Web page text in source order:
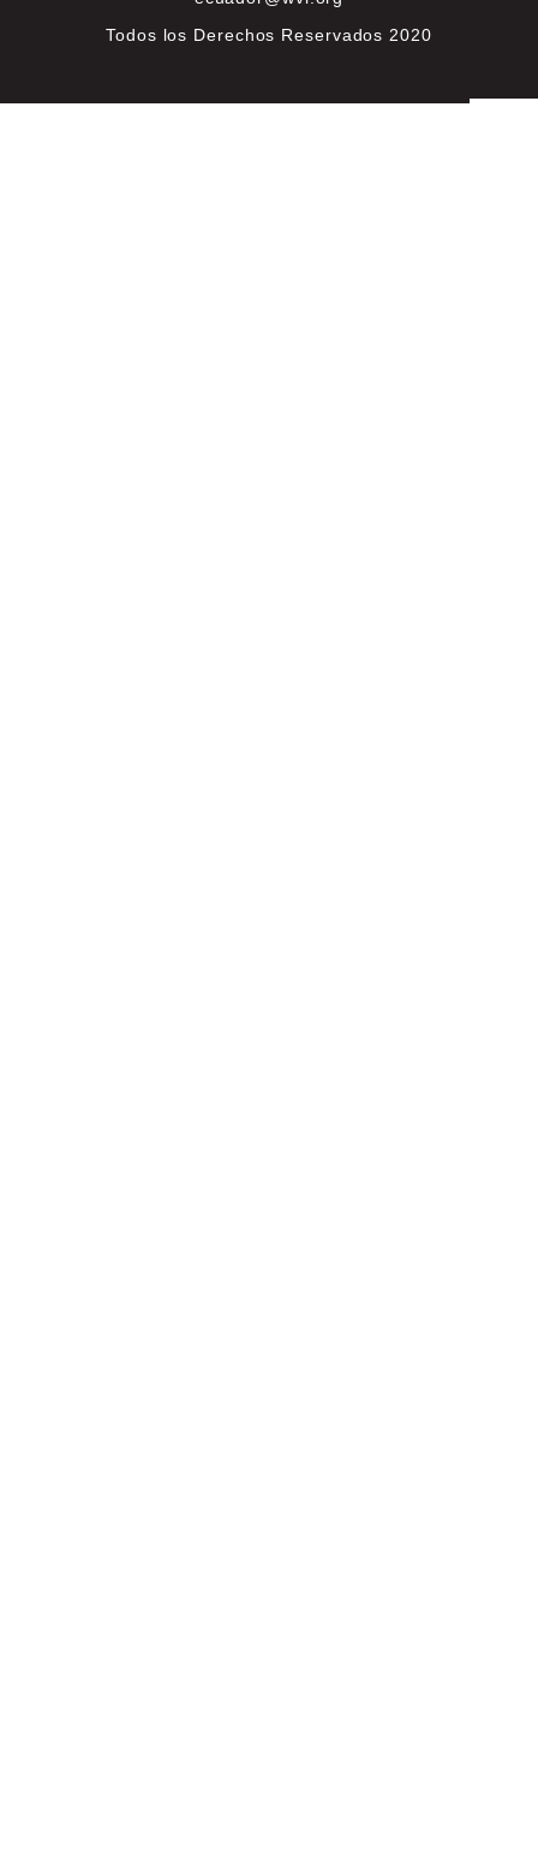
Todos los Derechos Reservados 2020